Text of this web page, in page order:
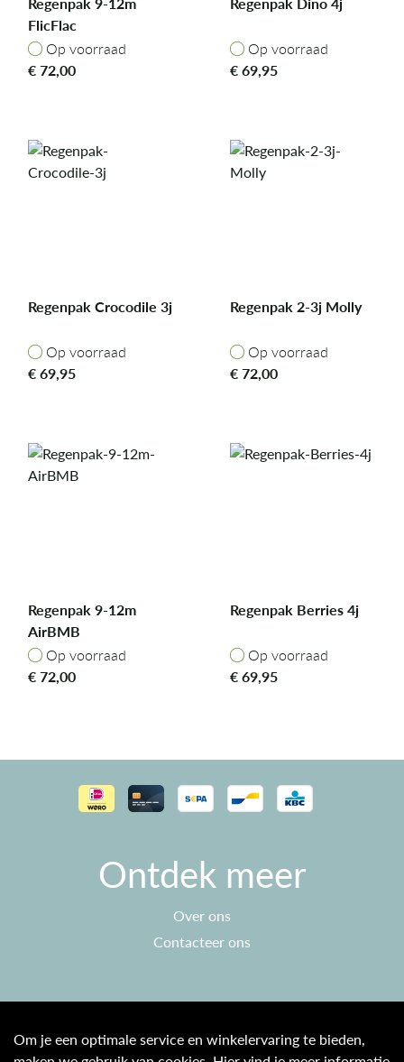
FlicFlac
Op voorraad
Op voorraad
€72,00
Op voorraad
Op voorraad
€69,95
Regenpak Crocodile 3j
Op voorraad
Op voorraad
€69,95
Regenpak 2-3j Molly
Op voorraad
Op voorraad
€72,00
Regenpak 9-12m
AirBMB
Op voorraad
Op voorraad
€72,00
Regenpak Berries 4j
Op voorraad
Op voorraad
€69,95
Ontdek meer
Over ons
Contacteer ons
Om je een optimale service en winkelervaring te bieden,